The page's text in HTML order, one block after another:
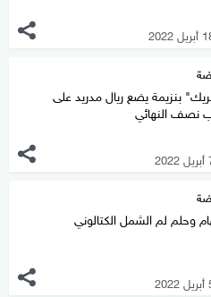
2022
بنزيمة يضع ريال مدريد على
نصف النهائي
وحلم لم الشمل الكتالوني